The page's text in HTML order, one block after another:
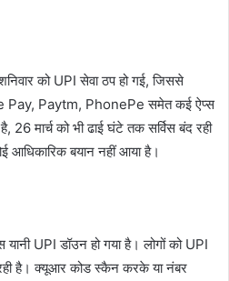
को UPI सेवा ठप हो गई, जिससे
Pay, Paytm, PhonePe समेत कई ऐप्स
26 मार्च को भी ढाई घंटे तक सर्विस बंद रही
बयान नहीं आया है।
UPI डॉउन हो गया है। लोगों को UPI
है। क्यूआर कोड स्कैन करके या नंबर